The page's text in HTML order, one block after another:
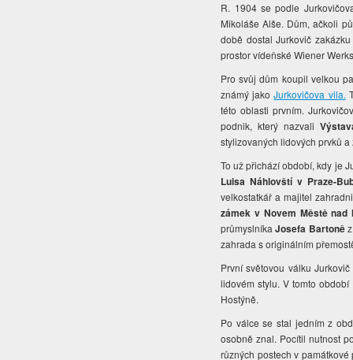
R. 1904 se podle
Mikoláše Alše. Dům, ačkoli
době dostal Jurkovič
prostor vídeňské Wiener
Pro svůj dům koupil velkou
známý jakoJurkovičova vila.
této oblasti prvním.
podnik, který nazvali
stylizovaných lidových prvků
To už přichází období, kdy je
Luisa Náhlovští v Praze-
velkostatkář a majitel
zámek v Novem Městě nad
průmyslníkaJosefa Bartoněz
zahrada s originálním
První světovou válku
lidovém stylu. V tomto
Hostýně.
Po válce se stal jedním z
osobně znal. Pocítil nutnost
různých postech v